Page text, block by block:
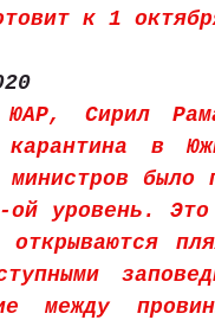
к 1
Сирил
карантина в
было
уровень.
открываются
между